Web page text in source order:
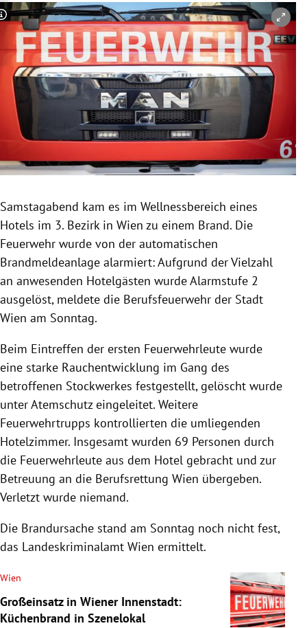
Untermenü
Untermenü
Untermenü
Untermenü
Untermenü
Untermenü
Copyright-Hinweis öffnen/schließen
Samstagabend kam es im Wellnessbereich eines
Hotels im 3. Bezirk in Wien zu einem Brand. Die
Feuerwehr wurde von der automatischen
Brandmeldeanlage alarmiert: Aufgrund der Vielzahl
an anwesenden Hotelgästen wurde Alarmstufe 2
ausgelöst, meldete die Berufsfeuerwehr der Stadt
Wien am Sonntag.
Beim Eintreffen der ersten Feuerwehrleute wurde
eine starke Rauchentwicklung im Gang des
betroffenen Stockwerkes festgestellt, gelöscht wurde
unter Atemschutz eingeleitet. Weitere
Feuerwehrtrupps kontrollierten die umliegenden
Hotelzimmer. Insgesamt wurden 69 Personen durch
die Feuerwehrleute aus dem Hotel gebracht und zur
Betreuung an die Berufsrettung Wien übergeben.
Verletzt wurde niemand.
Die Brandursache stand am Sonntag noch nicht fest,
das Landeskriminalamt Wien ermittelt.
Wien
Großeinsatz in Wiener Innenstadt:
Küchenbrand in Szenelokal